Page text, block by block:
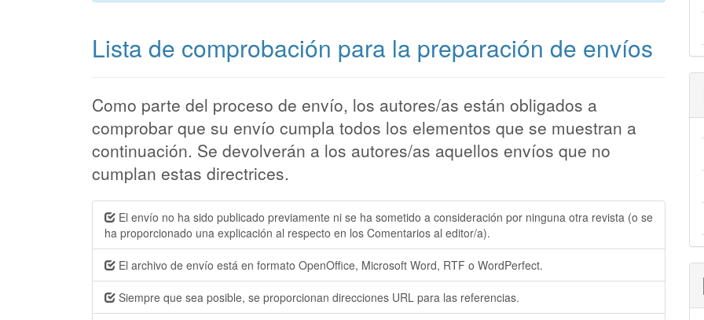
Lista de comprobación para la preparación de envíos
Como parte del proceso de envío, los autores/as están obligados a
comprobar que su envío cumpla todos los elementos que se muestran a
continuación. Se devolverán a los autores/as aquellos envíos que no
cumplan estas directrices.
El envío no ha sido publicado previamente ni se ha sometido a consideración por ninguna otra revista (o se
ha proporcionado una explicación al respecto en los Comentarios al editor/a).
El archivo de envío está en formato OpenOffice, Microsoft Word, RTF o WordPerfect.
Siempre que sea posible, se proporcionan direcciones URL para las referencias.